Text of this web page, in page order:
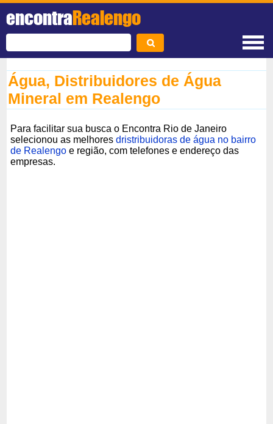
encontraRealengo
Água, Distribuidores de Água
Mineral em Realengo
Para facilitar sua busca o Encontra Rio de Janeiro
selecionou as melhoresdristribuidoras de água no bairro
de Realengo e região, com telefones e endereço das
empresas.